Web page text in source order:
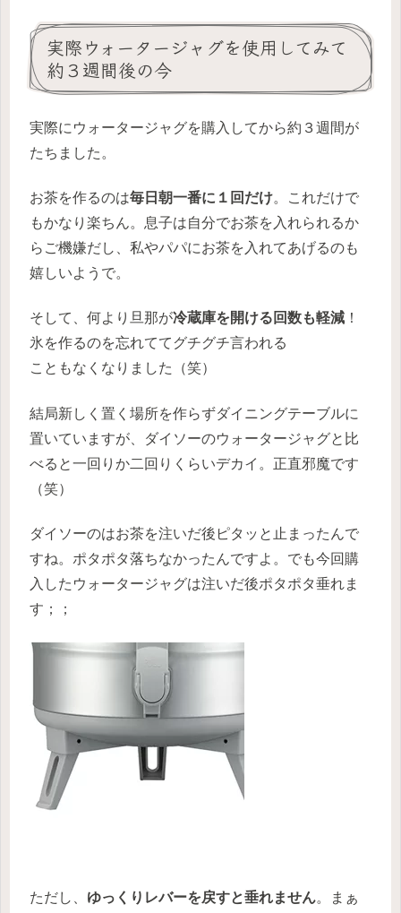
実際ウォータージャグを使用してみて
約３週間後の今
実際にウォータージャグを購入してから約３週間が
たちました。
お茶を作るのは毎日朝一番に１回だけ。これだけで
もかなり楽ちん。息子は自分でお茶を入れられるか
らご機嫌だし、私やパパにお茶を入れてあげるのも
嬉しいようで。
そして、何より旦那が冷蔵庫を開ける回数も軽減 ！
氷を作るのを忘れててグチグチ言われる
こともなくなりました（笑）
結局新しく置く場所を作らずダイニングテーブルに
置いていますが、ダイソーのウォータージャグと比
べると一回りか二回りくらいデカイ。正直邪魔です
（笑）
ダイソーのはお茶を注いだ後ピタッと止まったんで
すね。ポタポタ落ちなかったんですよ。でも今回購
入したウォータージャグは注いだ後ポタポタ垂れま
す；；
ただし、 ゆっくりレバーを戻すと垂れません。まぁ